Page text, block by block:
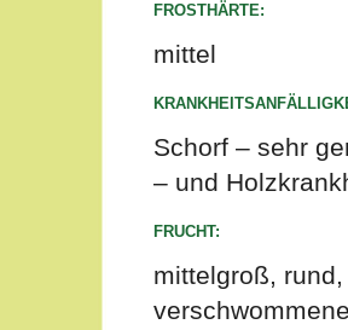
FROSTHÄRTE:
mittel
Schorf – sehr
– und
FRUCHT:
mittelgroß,